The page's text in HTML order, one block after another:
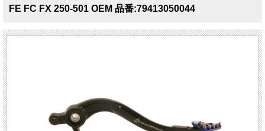
FE FC FX 250-501 OEM 品番:79413050044